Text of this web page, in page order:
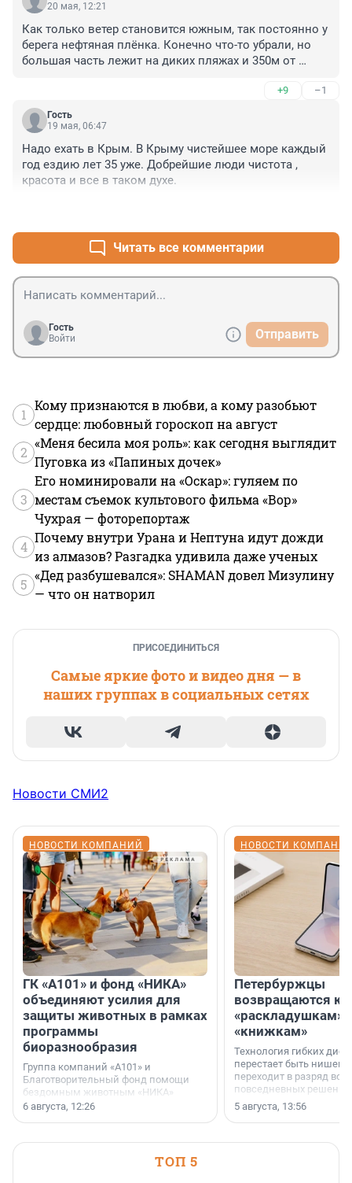
20 мая, 12:21
Как только ветер становится южным, так постоянно у
берега нефтяная плёнка. Конечно что-то убрали, но
большая часть лежит на диких пляжах и 350м от
полоса нефти, а сколько на дне еще, потеплеет и
увидим, местные у кого гостиничный бизнес, на
перебой зазывают и пишут что всё отлично, вот
реально грязное и ч этом году не думаю что
очистится, у нас что-то убрали, но большую часть
закопали бульдозером.
+9 –1
Гость
19 мая, 06:47
Надо ехать в Крым. В Крыму чистейшее море каждый
год ездию лет 35 уже. Добрейшие люди чистота ,
красота и все в таком духе.
Читать все комментарии
Гость
Войти
Отправить
1
Кому признаются в любви, а кому разобьют
сердце: любовный гороскоп на август
2
«Меня бесила моя роль»: как сегодня выглядит
Пуговка из «Папиных дочек»
3
Его номинировали на «Оскар»: гуляем по
местам съемок культового фильма «Вор»
Чухрая — фоторепортаж
4
Почему внутри Урана и Нептуна идут дожди
из алмазов? Разгадка удивила даже ученых
5
«Дед разбушевался»: SHAMAN довел Мизулину
— что он натворил
ПРИСОЕДИНИТЬСЯ
Самые яркие фото и видео дня — в
наших группах в социальных сетях
Новости СМИ2
НОВОСТИ КОМПАНИЙ
ГК «А101» и фонд «НИКА»
объединяют усилия для
защиты животных в рамках
программы
биоразнообразия
Группа компаний «А101» и
Благотворительный фонд помощи
бездомным животным «НИКА»
заключили соглашение о
6 августа, 12:26
НОВОСТИ
Петербуржцы
возвращаются к
«раскладушкам»
«книжкам»
Технология гибких
перестает быть
переходит в разряд
повседневных
5 августа, 13:56
ТОП 5